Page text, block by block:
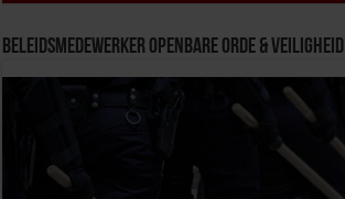
Beleidsmedewerker Openbare Orde & Veiligheid